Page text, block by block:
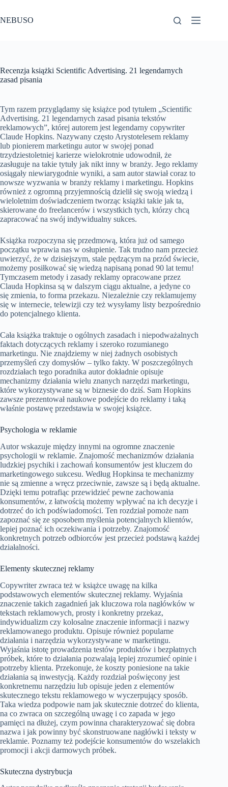
treści
NEBUSO
Recenzja książki Scientific Advertising. 21 legendarnych
zasad pisania
Tym razem przyglądamy się książce pod tytułem „Scientific
Advertising. 21 legendarnych zasad pisania tekstów
reklamowych”, której autorem jest legendarny copywriter
Claude Hopkins. Nazywany często Arystotelesem reklamy
lub pionierem marketingu autor w swojej ponad
trzydziestoletniej karierze wielokrotnie udowodnił, że
zasługuje na takie tytuły jak nikt inny w branży. Jego reklamy
osiągały niewiarygodnie wyniki, a sam autor stawiał coraz to
nowsze wyzwania w branży reklamy i marketingu. Hopkins
również z ogromną przyjemnością dzielił się swoją wiedzą i
wieloletnim doświadczeniem tworząc książki takie jak ta,
skierowane do freelancerów i wszystkich tych, którzy chcą
zapracować na swój indywidualny sukces.
Książka rozpoczyna się przedmową, która już od samego
początku wprawia nas w osłupienie. Tak trudno nam przecież
uwierzyć, że w dzisiejszym, stale pędzącym na przód świecie,
możemy posiłkować się wiedzą napisaną ponad 90 lat temu!
Tymczasem metody i zasady reklamy opracowane przez
Clauda Hopkinsa są w dalszym ciągu aktualne, a jedyne co
się zmienia, to forma przekazu. Niezależnie czy reklamujemy
się w internecie, telewizji czy też wysyłamy listy bezpośrednio
do potencjalnego klienta.
Cała książka traktuje o ogólnych zasadach i niepodważalnych
faktach dotyczących reklamy i szeroko rozumianego
marketingu. Nie znajdziemy w niej żadnych osobistych
przemyśleń czy domysłów – tylko fakty. W poszczególnych
rozdziałach tego poradnika autor dokładnie opisuje
mechanizmy działania wielu znanych narzędzi marketingu,
które wykorzystywane są w biznesie do dziś. Sam Hopkins
zawsze prezentował naukowe podejście do reklamy i taką
właśnie postawę przedstawia w swojej książce.
Psychologia w reklamie
Autor wskazuje między innymi na ogromne znaczenie
psychologii w reklamie. Znajomość mechanizmów działania
ludzkiej psychiki i zachowań konsumentów jest kluczem do
marketingowego sukcesu. Według Hopkinsa te mechanizmy
nie są zmienne a wręcz przeciwnie, zawsze są i będą aktualne.
Dzięki temu potrafiąc przewidzieć pewne zachowania
konsumentów, z łatwością możemy wpływać na ich decyzje i
dotrzeć do ich podświadomości. Ten rozdział pomoże nam
zapoznać się ze sposobem myślenia potencjalnych klientów,
lepiej poznać ich oczekiwania i potrzeby. Znajomość
konkretnych potrzeb odbiorców jest przecież podstawą każdej
działalności.
Elementy skutecznej reklamy
Copywriter zwraca też w książce uwagę na kilka
podstawowych elementów skutecznej reklamy. Wyjaśnia
znaczenie takich zagadnień jak kluczowa rola nagłówków w
tekstach reklamowych, prosty i konkretny przekaz,
indywidualizm czy kolosalne znaczenie informacji i nazwy
reklamowanego produktu. Opisuje również popularne
działania i narzędzia wykorzystywane w marketingu.
Wyjaśnia istotę prowadzenia testów produktów i bezpłatnych
próbek, które to działania pozwalają lepiej zrozumieć opinie i
potrzeby klienta. Przekonuje, że koszty poniesione na takie
działania są inwestycją. Każdy rozdział poświęcony jest
konkretnemu narzędziu lub opisuje jeden z elementów
skutecznego tekstu reklamowego w wyczerpujący sposób.
Taka wiedza podpowie nam jak skutecznie dotrzeć do klienta,
na co zwraca on szczególną uwagę i co zapada w jego
pamięci na dłużej, czym powinna charakteryzować się dobra
nazwa i jak powinny być skonstruowane nagłówki i teksty w
reklamie. Poznamy też podejście konsumentów do wszelakich
promocji i akcji darmowych próbek.
Skuteczna dystrybucja